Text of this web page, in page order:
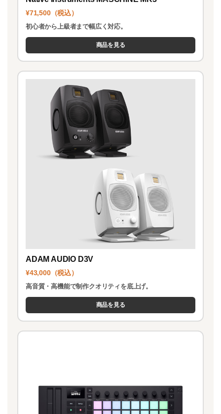
¥71,500（税込）
初心者から上級者まで幅広く対応。
商品を見る
ADAM AUDIO D3V
¥43,000（税込）
高音質・高機能で制作クオリティを底上げ。
商品を見る